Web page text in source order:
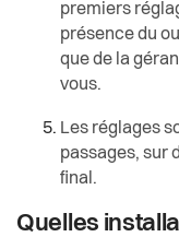
premiers
présence du
que de la
vous.
Les réglages
passages, sur
final.
Quelles